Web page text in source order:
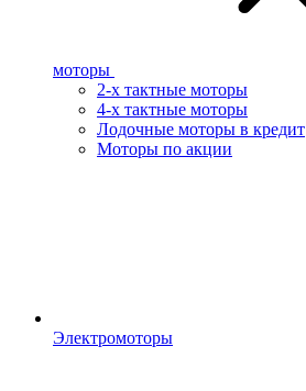
моторы
2-х тактные моторы
4-х тактные моторы
Лодочные моторы в кредит
Моторы по акции
Электромоторы